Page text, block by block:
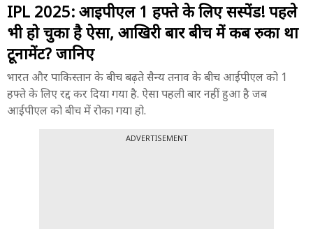
IPL 2025: आईपीएल 1 हफ्ते के लिए सस्पेंड! पहले
भी हो चुका है ऐसा, आखिरी बार बीच में कब रुका था
टूर्नामेंट? जानिए
भारत और पाकिस्तान के बीच बढ़ते सैन्य तनाव के बीच आईपीएल को 1
हफ्ते के लिए रद्द कर दिया गया है. ऐसा पहली बार नहीं हुआ है जब
आईपीएल को बीच में रोका गया हो.
ADVERTISEMENT